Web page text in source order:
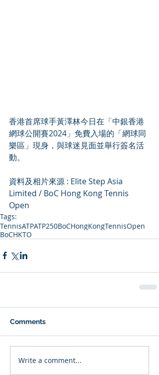
香港首席球手黃澤林今日在「中銀香港
網球公開賽2024」免費入場的「網球同
樂區」現身，與球迷見面並舉行簽名活
動。
資料及相片來源 : Elite Step Asia
Limited / BoC Hong Kong Tennis
Open
Tags:
TennisATPATP250BoCHongKongTennisOpen
BoCHKTO
Comments
Write a comment...